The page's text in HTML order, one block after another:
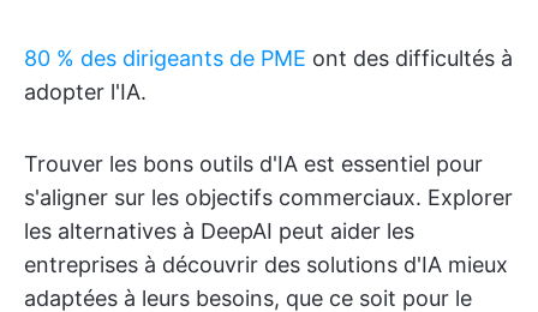
80 % des dirigeants de PME ont des difficultés à
adopter l'IA.
Trouver les bons outils d'IA est essentiel pour
s'aligner sur les objectifs commerciaux. Explorer
les alternatives à DeepAI peut aider les
entreprises à découvrir des solutions d'IA mieux
adaptées à leurs besoins, que ce soit pour le